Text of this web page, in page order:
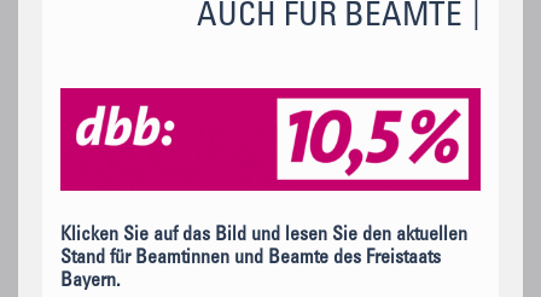
AUCH FÜR BEAMTE
Klicken Sie auf das Bild und lesen Sie den aktuellen
Stand für Beamtinnen und Beamte des Freistaats
Bayern.